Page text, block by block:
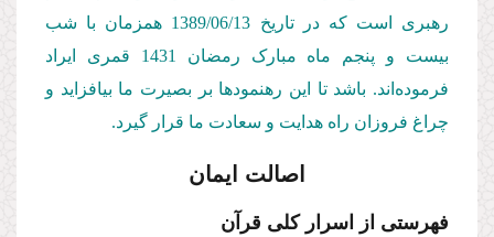
رهبری است كه در تاریخ 1389/06/13
همزمان با شب
بیست و پنجم ماه مبارک رمضان 1431 قمری ایراد
فرموده‌اند. باشد تا این رهنمودها بر بصیرت ما بیافزاید و
چراغ فروزان راه هدایت و سعادت ما قرار گیرد.
اصالت ایمان
فهرستی از اسرار کلی قرآن